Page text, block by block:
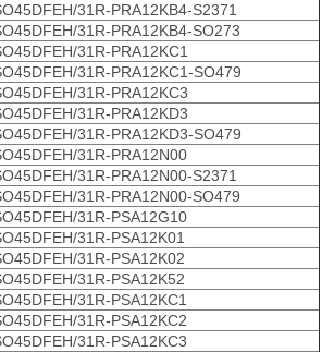
31R-PRA12KB4-S2371
31R-PRA12KB4-SO273
31R-PRA12KC1
31R-PRA12KC1-SO479
31R-PRA12KC3
31R-PRA12KD3
31R-PRA12KD3-SO479
31R-PRA12N00
31R-PRA12N00-S2371
31R-PRA12N00-SO479
31R-PSA12G10
31R-PSA12K01
31R-PSA12K02
31R-PSA12K52
31R-PSA12KC1
31R-PSA12KC2
31R-PSA12KC3